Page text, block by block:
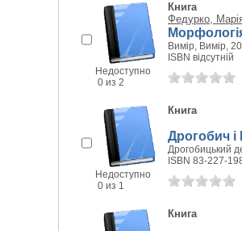
Недоступно
0 из 2
Книга
Федурко,
Вимір, Вимір,
ISBN відсутній
Недоступно
0 из 1
Книга
Дрогобич
Дрогобицький
ISBN 83-227-
Книга